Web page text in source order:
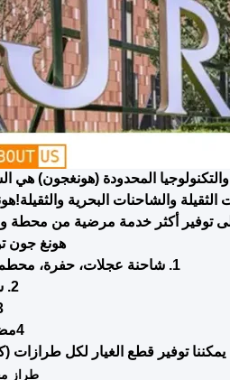
المحدودة (هونغجون) هي
والشاحنات البحرية
توفير أكثر خدمة مرضية من محطة
هونغ جون
1. شاحنة عجلات، حفرة، محطم، عجلة، جرار
2. شاحنة كرانس
4مضخة الخرسانة
يمكننا توفير قطع الغيار لكل طرازات
طراز